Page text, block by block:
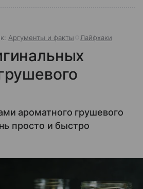
Аргументы и факты Лайфхаки
ароматного грушевого
просто и быстро